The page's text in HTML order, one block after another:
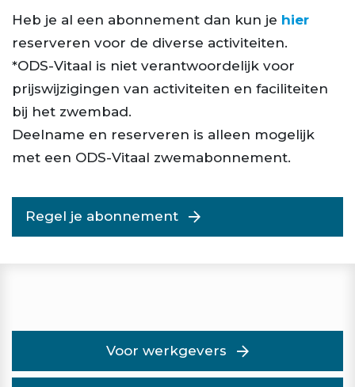
Heb je al een abonnement dan kun je hier
reserveren voor de diverse activiteiten.
*ODS-Vitaal is niet verantwoordelijk voor
prijswijzigingen van activiteiten en faciliteiten
bij het zwembad.
Deelname en reserveren is alleen mogelijk
met een ODS-Vitaal zwemabonnement.
Regel je abonnement
Voor werkgevers